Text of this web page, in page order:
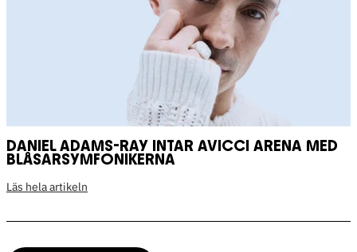
DANIEL ADAMS-RAY INTAR AVICCI ARENA MED
BLÅSARSYMFONIKERNA
Läs hela artikeln